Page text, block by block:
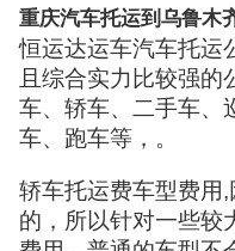
重庆汽车托运到乌鲁木
恒运达运车汽车托运
且综合实力比较强的
车、轿车、二手车、
车、跑车等，。
轿车托运费车型费用
的，所以针对一些较